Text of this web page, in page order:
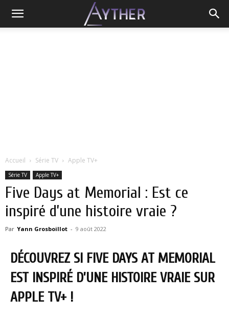
Accueil Série TV Apple TV+
Série TV Apple TV+
Five Days at Memorial : Est ce
inspiré d’une histoire vraie ?
Par Yann Grosboillot - 9 août 2022
DÉCOUVREZ SI FIVE DAYS AT MEMORIAL
EST INSPIRÉ D’UNE HISTOIRE VRAIE SUR
APPLE TV+ !